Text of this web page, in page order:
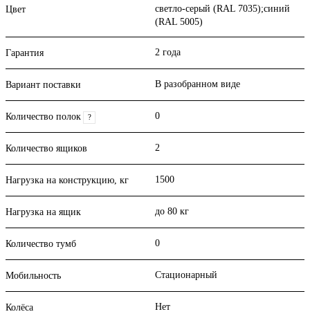
Цвет
светло-серый (RAL 7035);синий
(RAL 5005)
Гарантия 2 года
Вариант поставки В разобранном виде
Количество полок ? 0
Количество ящиков 2
Нагрузка на конструкцию, кг 1500
Нагрузка на ящик до 80 кг
Количество тумб 0
Мобильность Стационарный
Колёса Нет